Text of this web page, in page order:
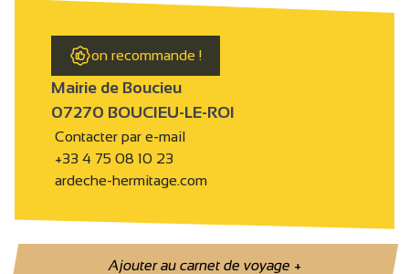
on recommande !
Mairie de Boucieu
07270 BOUCIEU-LE-ROI
Contacter par e-mail
+33 4 75 08 10 23
ardeche-hermitage.com
Ajouter au carnet de voyage+